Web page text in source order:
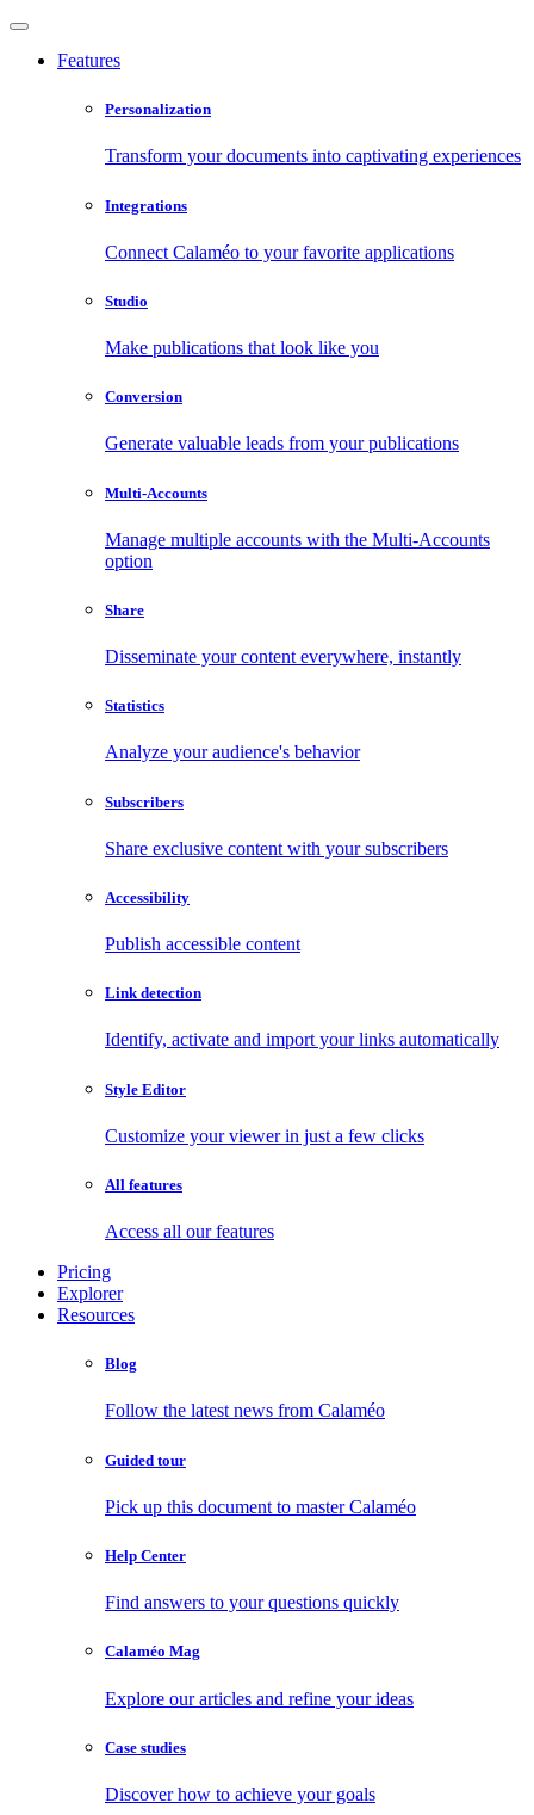
Features
Personalization
Transform your documents into captivating experiences
Integrations
Connect Calaméo to your favorite applications
Studio
Make publications that look like you
Conversion
Generate valuable leads from your publications
Multi-Accounts
Manage multiple accounts with the Multi-Accounts
option
Share
Disseminate your content everywhere, instantly
Statistics
Analyze your audience's behavior
Subscribers
Share exclusive content with your subscribers
Accessibility
Publish accessible content
Link detection
Identify, activate and import your links automatically
Style Editor
Customize your viewer in just a few clicks
All features
Access all our features
Pricing
Explorer
Resources
Blog
Follow the latest news from Calaméo
Guided tour
Pick up this document to master Calaméo
Help Center
Find answers to your questions quickly
Calaméo Mag
Explore our articles and refine your ideas
Case studies
Discover how to achieve your goals